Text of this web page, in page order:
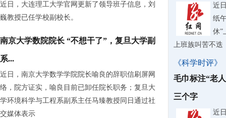
近日，大连理工大学官网更新了领导班子信息，刘
巍教授已任学校副校长。
南京大学数院院长 “不想干了”，复旦大学副
系...
近日，南京大学数学学院院长喻良的辞职信刷屏网
络，院方证实，喻良目前已卸任院长职务；复旦大
学环境科学与工程系副系主任马臻教授同日通过社
交媒体表示
近
纸
休”
上班族叫苦不迭
《科学时评》
毛巾标注“老
三个字
近